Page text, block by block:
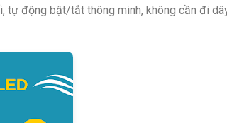
tự động bật/tắt thông minh, không cần đi